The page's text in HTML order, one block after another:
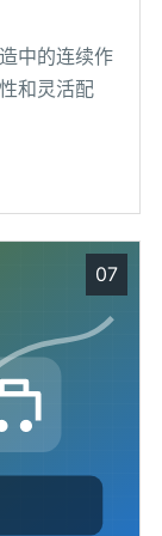
中的连续作
和灵活配
07